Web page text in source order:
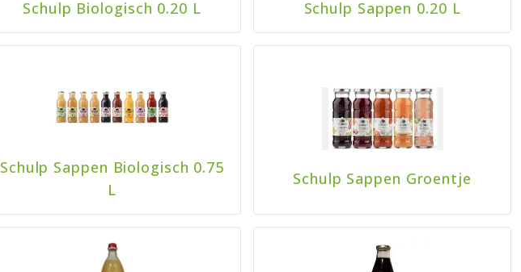
Schulp Biologisch 0.20 L Schulp Sappen 0.20 L
Schulp Sappen Biologisch 0.75
L
Schulp Sappen Groentje